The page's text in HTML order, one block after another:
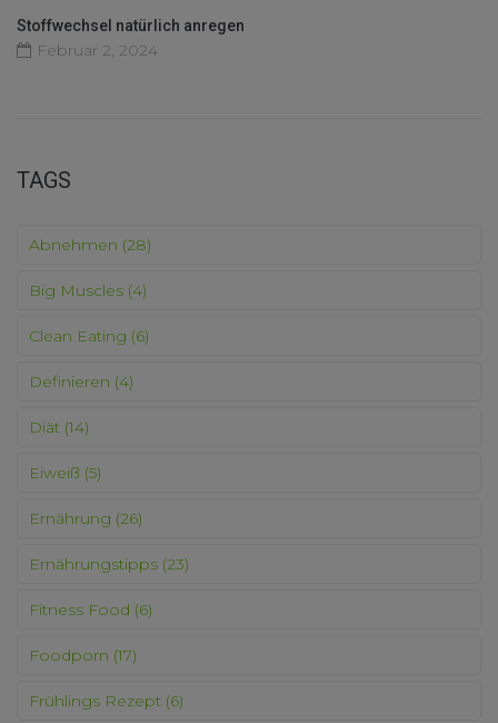
Stoffwechsel natürlich anregen
Februar 2, 2024
TAGS
Abnehmen (28)
Big Muscles (4)
Clean Eating (6)
Definieren (4)
Diät (14)
Eiweiß (5)
Ernährung (26)
Ernährungstipps (23)
Fitness Food (6)
Foodporn (17)
Frühlings Rezept (6)